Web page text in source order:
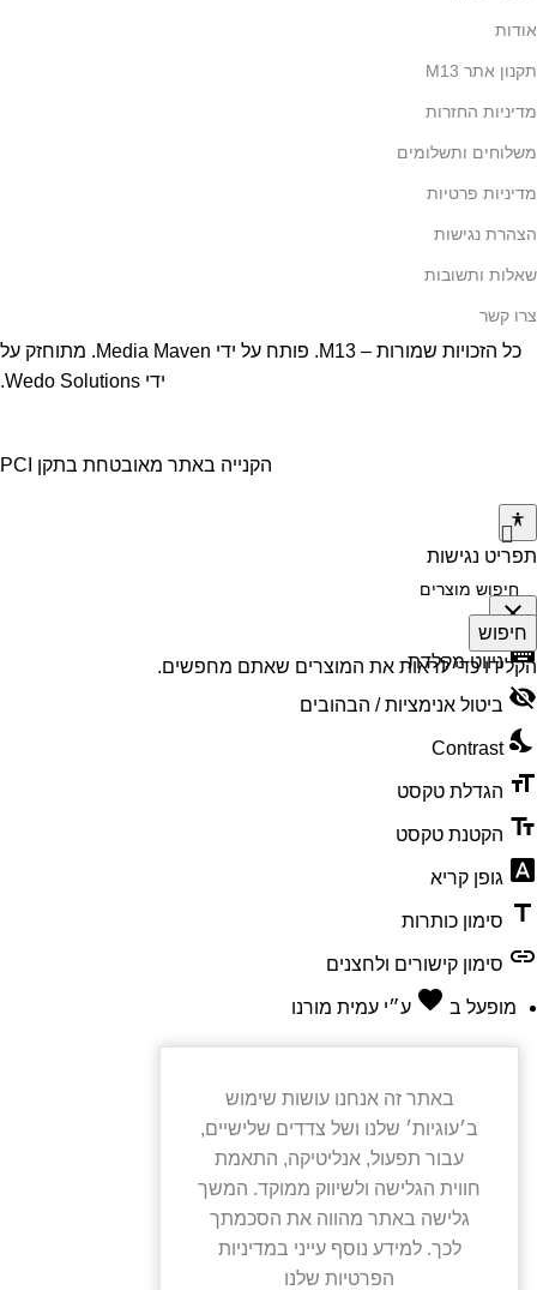
אודות
תקנון אתר M13
מדיניות החזרות
משלוחים ותשלומים
מדיניות פרטיות
הצהרת נגישות
שאלות ותשובות
צרו קשר
כל הזכויות שמורות – M13. פותח על ידי Media Maven. מתוחזק על
ידי Wedo Solutions
.
הקנייה באתר מאובטחת בתקן PCI
חיפוש
הקלידו כדי לראות את המוצרים שאתם מחפשים.
תפריט נגישות
close
פתיחה
וסגירה
של
תפריט
keyboard ניווט מקלדת
visibility_off ביטול אנימציות / הבהובים
nights_stay
Contrast
format_size הגדלת טקסט
text_fields הקטנת טקסט
font_download גופן קריא
title סימון כותרות
link סימון קישורים ולחצנים
מופעל ב favorite אהבה
ע״י עמית מורנו
באתר זה אנחנו עושות שימוש
ב׳עוגיות׳ שלנו ושל צדדים שלישיים,
עבור תפעול, אנליטיקה, התאמת
חווית הגלישה ולשיווק ממוקד. המשך
גלישה באתר מהווה את הסכמתך
לכך. למידע נוסף עייני במדיניות
הפרטיות שלנו